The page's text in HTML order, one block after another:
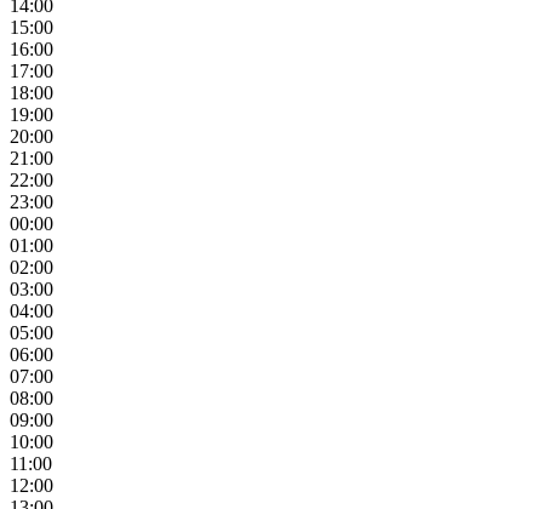
14:00
15:00
16:00
17:00
18:00
19:00
20:00
21:00
22:00
23:00
00:00
01:00
02:00
03:00
04:00
05:00
06:00
07:00
08:00
09:00
10:00
11:00
12:00